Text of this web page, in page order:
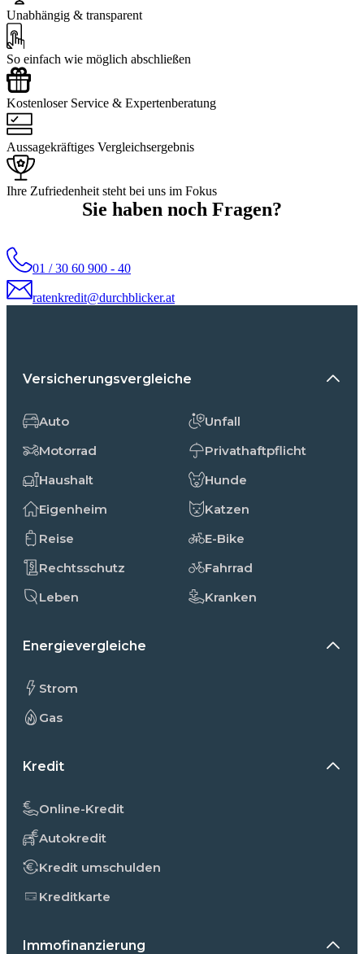
Unabhängig & transparent
So einfach wie möglich abschließen
Kostenloser Service & Expertenberatung
Aussagekräftiges Vergleichsergebnis
Ihre Zufriedenheit steht bei uns im Fokus
Sie haben noch Fragen?
01 / 30 60 900 - 40
ratenkredit@durchblicker.at
Versicherungsvergleiche
Auto
Motorrad
Haushalt
Eigenheim
Reise
Rechtsschutz
Leben
Unfall
Privathaftpflicht
Hunde
Katzen
E-Bike
Fahrrad
Kranken
Energievergleiche
Strom
Gas
Kredit
Online-Kredit
Autokredit
Kredit umschulden
Kreditkarte
Immofinanzierung